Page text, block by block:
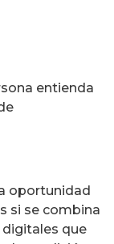
entienda
oportunidad
si se combina
digitales que